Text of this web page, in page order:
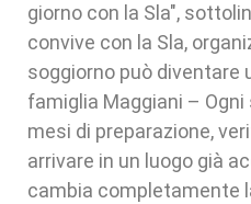
giorno con la Sla",
convive con la Sla,
soggiorno può diventare
famiglia Maggiani –
mesi di preparazione,
arrivare in un luogo già
cambia completamente